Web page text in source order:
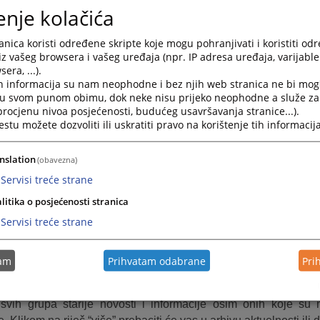
mogućnost logiranja odnosno prijave za dodjeljivanje
se sastoji od šest grupa informacija. Raspoređene
obuhvata najaktuelnije informacije vezane za
su informacije o aktivnostima koje su se već desile.
predsjednika sadrži pozdravnu riječ
i želje za što boljom međusobnom komunikacijom.
događaja predstavlja najavu budućih događanja
događanja.
postavljana pitanja prikazuje pitanja i odgovore koji su
su za rad suda ili druge aktivnosti vezane za sam sud.
suđenja prikazuje detaljne informacije o suđenjima
period.
iz pravosuđa obuhvata informacije koje su vezane
grupa starije novosti i informacije osim onih koje su
kolačića
koristi određene skripte koje mogu pohranjivati i koristiti
vašeg browsera i vašeg uređaja (npr. IP adresa uređaja,
...).
informacija su nam neophodne i bez njih web stranica ne bi
svom punom obimu, dok neke nisu prijeko neophodne a služe
nivoa posjećenosti, budućeg usavršavanja stranice...).
možete dozvoliti ili uskratiti pravo na korištenje tih
(obavezna)
Servisi treće strane
o posjećenosti stranica
Servisi treće strane
Prihvatam odabrane